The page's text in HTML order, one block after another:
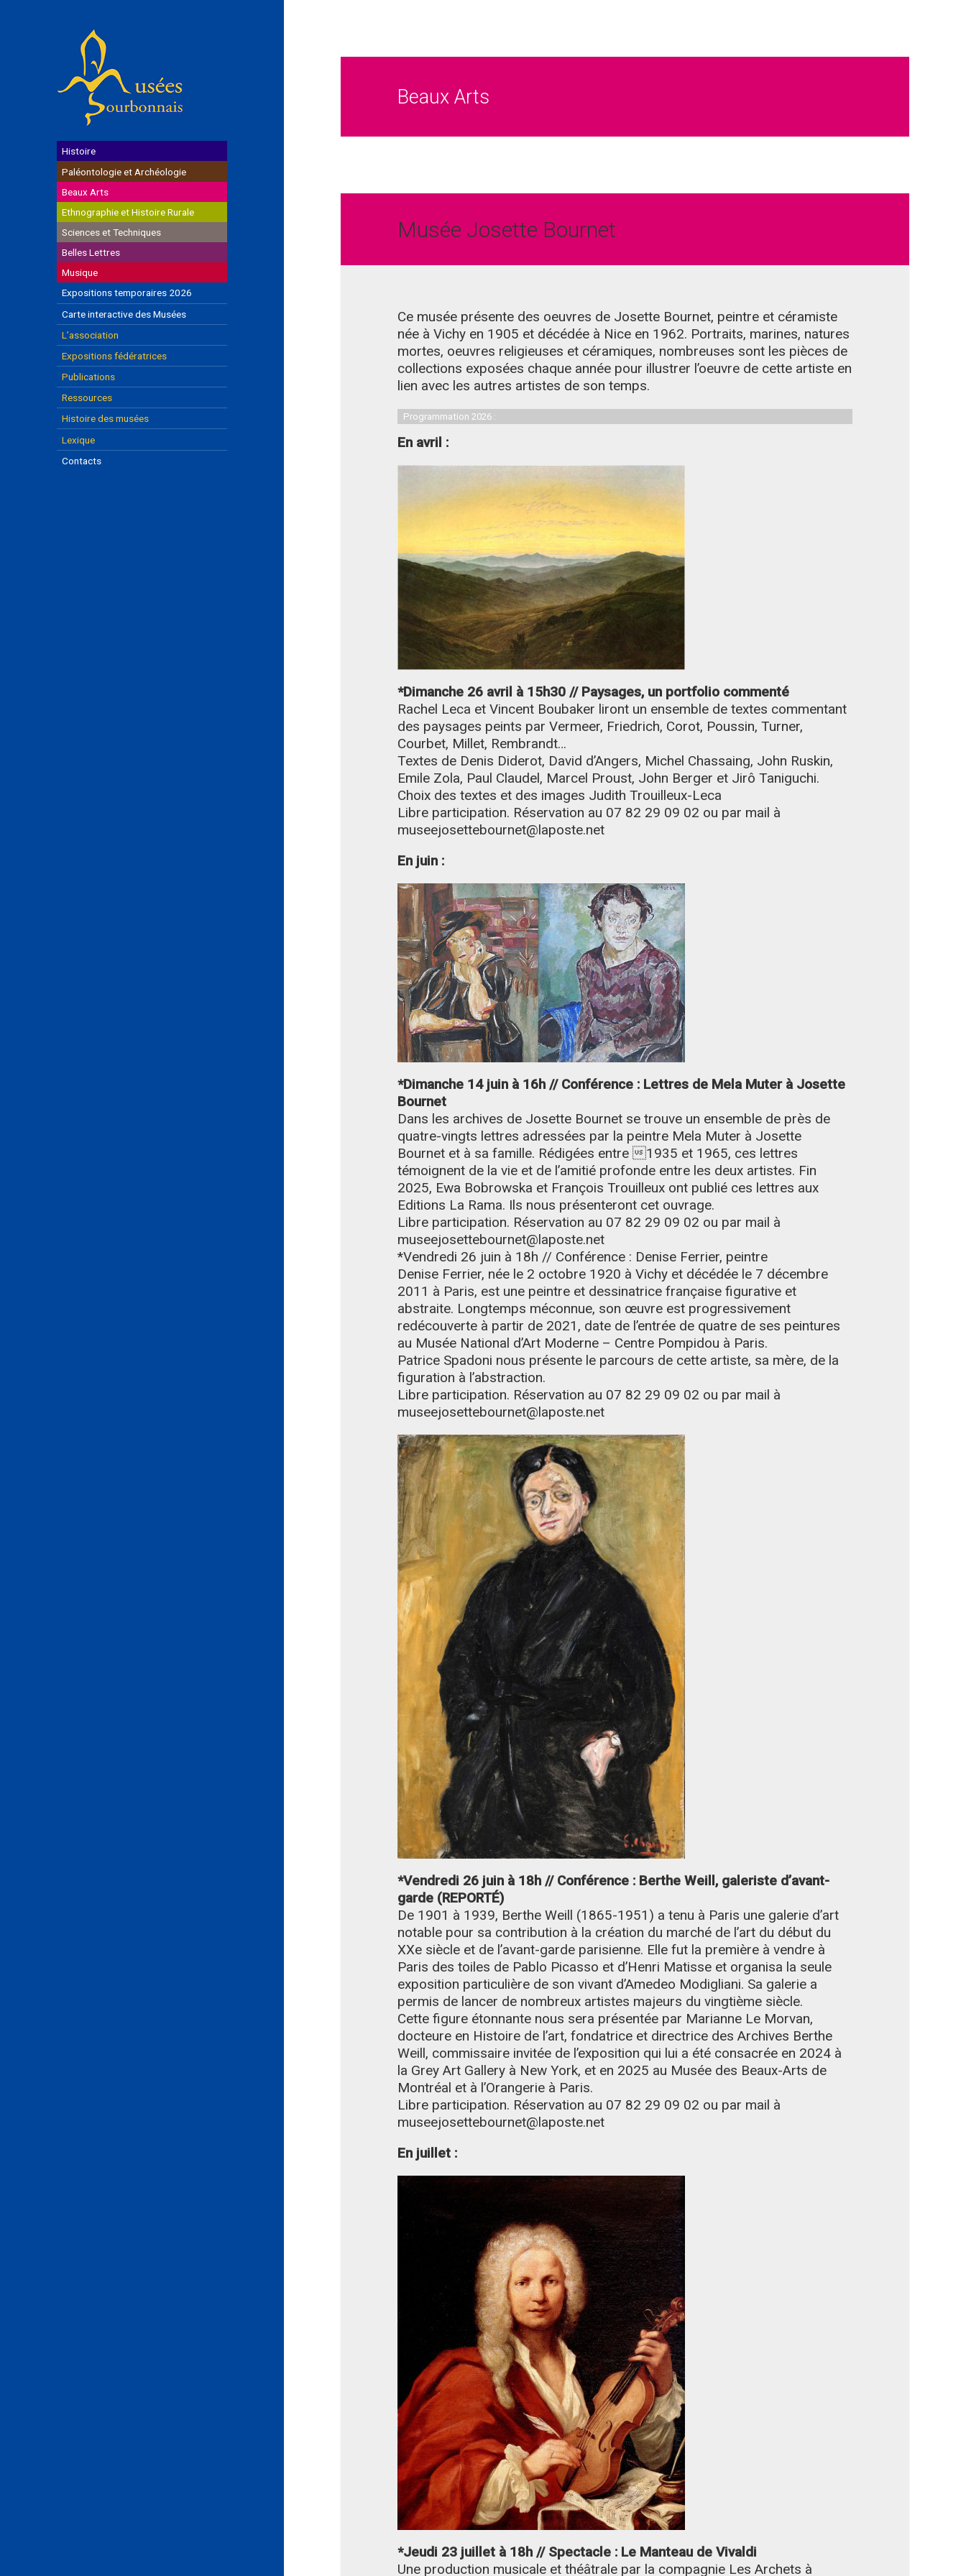
Histoire
Paléontologie et Archéologie
Beaux Arts
Ethnographie et Histoire Rurale
Sciences et Techniques
Belles Lettres
Musique
Expositions temporaires 2026
Carte interactive des Musées
L’association
Expositions fédératrices
Publications
Ressources
Histoire des musées
Lexique
Contacts
Beaux Arts
Musée Josette Bournet
Ce musée présente des oeuvres de Josette Bournet, peintre et céramiste
née à Vichy en 1905 et décédée à Nice en 1962. Portraits, marines, natures
mortes, oeuvres religieuses et céramiques, nombreuses sont les pièces de
collections exposées chaque année pour illustrer l’oeuvre de cette artiste en
lien avec les autres artistes de son temps.
Programmation 2026 :
En avril :
*Dimanche 26 avril à 15h30 // Paysages, un portfolio commenté
Rachel Leca et Vincent Boubaker liront un ensemble de textes commentant
des paysages peints par Vermeer, Friedrich, Corot, Poussin, Turner,
Courbet, Millet, Rembrandt…
Textes de Denis Diderot, David d’Angers, Michel Chassaing, John Ruskin,
Emile Zola, Paul Claudel, Marcel Proust, John Berger et Jirô Taniguchi.
Choix des textes et des images Judith Trouilleux-Leca
Libre participation. Réservation au 07 82 29 09 02 ou par mail à
museejosettebournet@laposte.net
En juin :
*Dimanche 14 juin à 16h // Conférence : Lettres de Mela Muter à Josette
Bournet
Dans les archives de Josette Bournet se trouve un ensemble de près de
quatre-vingts lettres adressées par la peintre Mela Muter à Josette
Bournet et à sa famille. Rédigées entre 1935 et 1965, ces lettres
témoignent de la vie et de l’amitié profonde entre les deux artistes. Fin
2025, Ewa Bobrowska et François Trouilleux ont publié ces lettres aux
Editions La Rama. Ils nous présenteront cet ouvrage.
Libre participation. Réservation au 07 82 29 09 02 ou par mail à
museejosettebournet@laposte.net
*Vendredi 26 juin à 18h // Conférence : Denise Ferrier, peintre
Denise Ferrier, née le 2 octobre 1920 à Vichy et décédée le 7 décembre
2011 à Paris, est une peintre et dessinatrice française figurative et
abstraite. Longtemps méconnue, son œuvre est progressivement
redécouverte à partir de 2021, date de l’entrée de quatre de ses peintures
au Musée National d’Art Moderne – Centre Pompidou à Paris.
Patrice Spadoni nous présente le parcours de cette artiste, sa mère, de la
figuration à l’abstraction.
Libre participation. Réservation au 07 82 29 09 02 ou par mail à
museejosettebournet@laposte.net
*Vendredi 26 juin à 18h // Conférence : Berthe Weill, galeriste d’avant-
garde (REPORTÉ)
De 1901 à 1939, Berthe Weill (1865-1951) a tenu à Paris une galerie d’art
notable pour sa contribution à la création du marché de l’art du début du
XXe siècle et de l’avant-garde parisienne. Elle fut la première à vendre à
Paris des toiles de Pablo Picasso et d’Henri Matisse et organisa la seule
exposition particulière de son vivant d’Amedeo Modigliani. Sa galerie a
permis de lancer de nombreux artistes majeurs du vingtième siècle.
Cette figure étonnante nous sera présentée par Marianne Le Morvan,
docteure en Histoire de l’art, fondatrice et directrice des Archives Berthe
Weill, commissaire invitée de l’exposition qui lui a été consacrée en 2024 à
la Grey Art Gallery à New York, et en 2025 au Musée des Beaux-Arts de
Montréal et à l’Orangerie à Paris.
Libre participation. Réservation au 07 82 29 09 02 ou par mail à
museejosettebournet@laposte.net
En juillet :
*Jeudi 23 juillet à 18h // Spectacle : Le Manteau de Vivaldi
Une production musicale et théâtrale par la compagnie Les Archets à